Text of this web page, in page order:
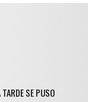
SE PUSO